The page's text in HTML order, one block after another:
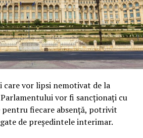
care vor lipsi nemotivat de la
vor fi sancționați cu
pentru fiecare absență, potrivit
de președintele interimar.